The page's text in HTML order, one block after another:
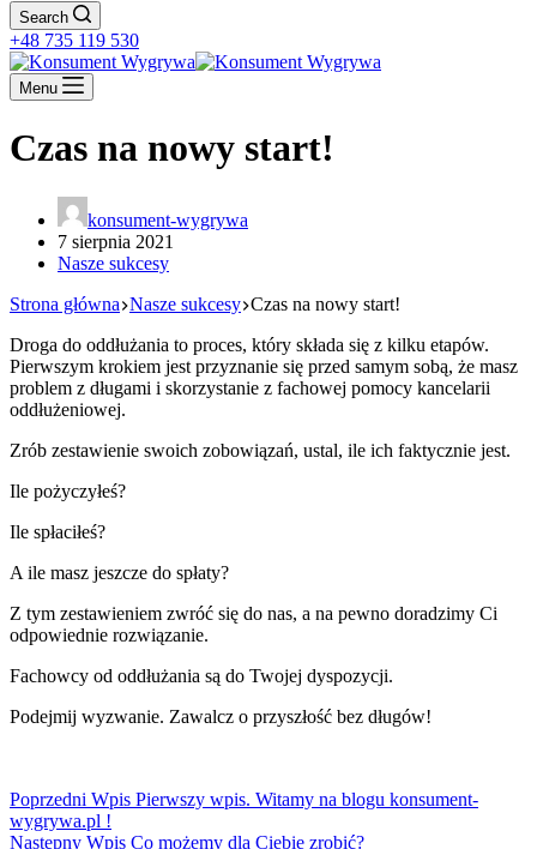
Search
+48 735 119 530
Menu
Czas na nowy start!
konsument-wygrywa
7 sierpnia 2021
Nasze sukcesy
Strona główna Nasze sukcesy Czas na nowy start!
Droga do oddłużania to proces, który składa się z kilku etapów.
Pierwszym krokiem jest przyznanie się przed samym sobą, że masz
problem z długami i skorzystanie z fachowej pomocy kancelarii
oddłużeniowej.
Zrób zestawienie swoich zobowiązań, ustal, ile ich faktycznie jest.
Ile pożyczyłeś?
Ile spłaciłeś?
A ile masz jeszcze do spłaty?
Z tym zestawieniem zwróć się do nas, a na pewno doradzimy Ci
odpowiednie rozwiązanie.
Fachowcy od oddłużania są do Twojej dyspozycji.
Podejmij wyzwanie. Zawalcz o przyszłość bez długów!
Poprzedni Wpis Pierwszy wpis. Witamy na blogu konsument-
wygrywa.pl !
Następny Wpis Co możemy dla Ciebie zrobić?